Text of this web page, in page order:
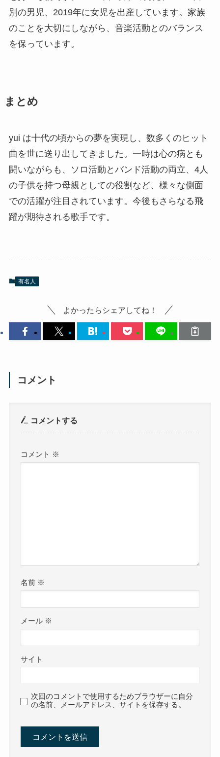
別の男児、2019年に女児を出産しています。家族
のことを大切にしながら、音楽活動とのバランス
を保っています。
まとめ
yui は十代の頃からの夢を実現し、数多くのヒット
曲を世に送り出してきました。一時は心の病とも
闘いながらも、ソロ活動とバンド活動の両立、4人
の子供を持つ母親としての役割など、様々な側面
での活躍が注目されています。今後もさらなる飛
躍が期待される歌手です。
有名人
よかったらシェアしてね！
コメント
コメントする
コメント ※
名前 ※
メール ※
サイト
次回のコメントで使用するためブラウザーに自分
の名前、メールアドレス、サイトを保存する。